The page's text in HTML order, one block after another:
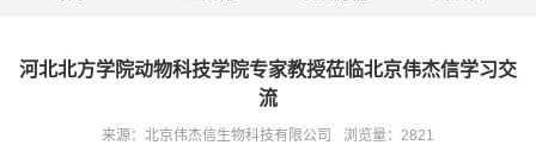
河北北方学院动物科技学院专家教授莅临北京伟杰信学习交
流
来源：北京伟杰信生物科技有限公司 浏览量： 2821